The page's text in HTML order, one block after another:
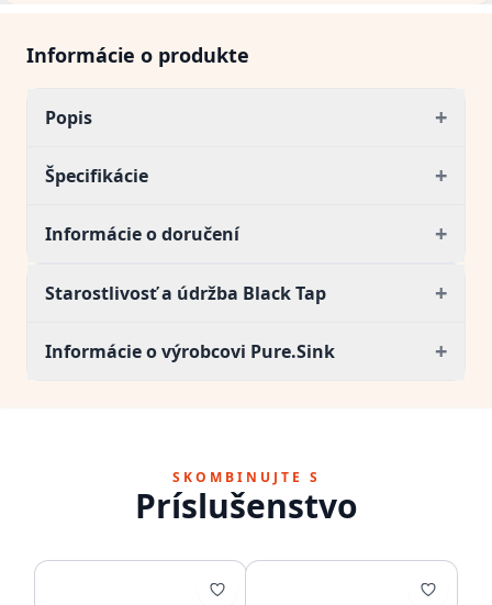
Informácie o produkte
Popis +
Špecifikácie +
Informácie o doručení +
Starostlivosť a údržba Black Tap +
Informácie o výrobcovi Pure.Sink +
SKOMBINUJTE S
Príslušenstvo